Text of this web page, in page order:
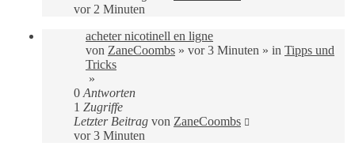
vor 2 Minuten
acheter nicotinell en ligne
von ZaneCoombs » vor 3 Minuten » in Tipps und
Tricks
»
0 Antworten
1 Zugriffe
Letzter Beitrag von ZaneCoombs
vor 3 Minuten